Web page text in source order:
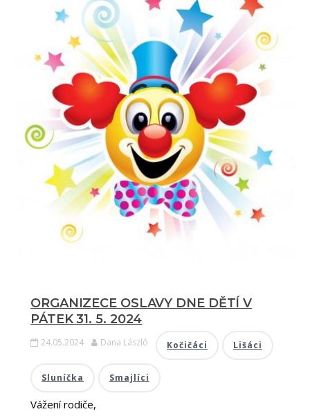
ORGANIZECE OSLAVY DNE DĚTÍ V
PÁTEK 31. 5. 2024
24.05.2024 Dana László Kočičáci Lišáci
Sluníčka Smajlíci
Vážení rodiče,